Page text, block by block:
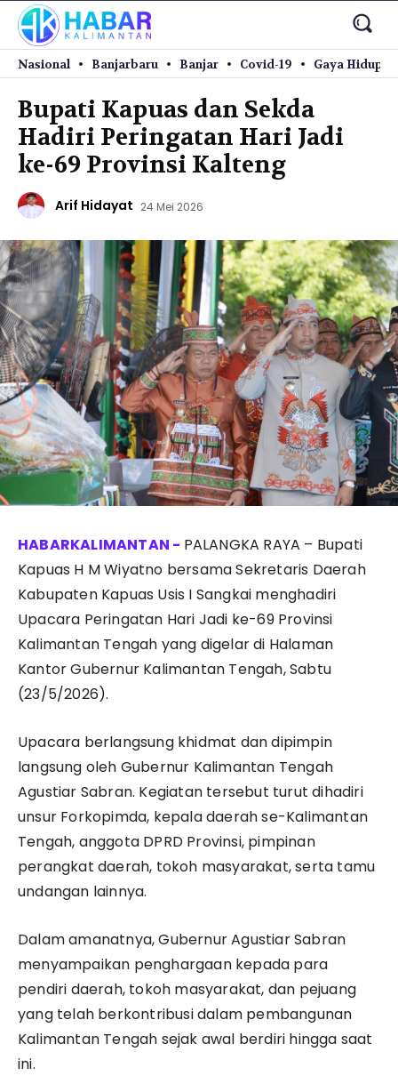
Nasional Banjarbaru Banjar Covid-19 Gaya Hidup
Bupati Kapuas dan Sekda
Hadiri Peringatan Hari Jadi
ke-69 Provinsi Kalteng
Arif Hidayat 24 Mei 2026
PALANGKA RAYA – Bupati
Kapuas H M Wiyatno bersama Sekretaris Daerah
Kabupaten Kapuas Usis I Sangkai menghadiri
Upacara Peringatan Hari Jadi ke-69 Provinsi
Kalimantan Tengah yang digelar di Halaman
Kantor Gubernur Kalimantan Tengah, Sabtu
(23/5/2026).
Upacara berlangsung khidmat dan dipimpin
langsung oleh Gubernur Kalimantan Tengah
Agustiar Sabran. Kegiatan tersebut turut dihadiri
unsur Forkopimda, kepala daerah se-Kalimantan
Tengah, anggota DPRD Provinsi, pimpinan
perangkat daerah, tokoh masyarakat, serta tamu
undangan lainnya.
Dalam amanatnya, Gubernur Agustiar Sabran
menyampaikan penghargaan kepada para
pendiri daerah, tokoh masyarakat, dan pejuang
yang telah berkontribusi dalam pembangunan
Kalimantan Tengah sejak awal berdiri hingga saat
ini.